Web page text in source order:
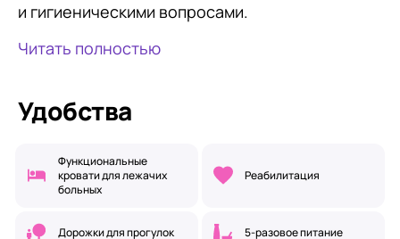
и гигиеническими вопросами.
Читать полностью
Удобства
Функциональные
кровати для лежачих
больных
Реабилитация
Дорожки для прогулок 5-разовое питание